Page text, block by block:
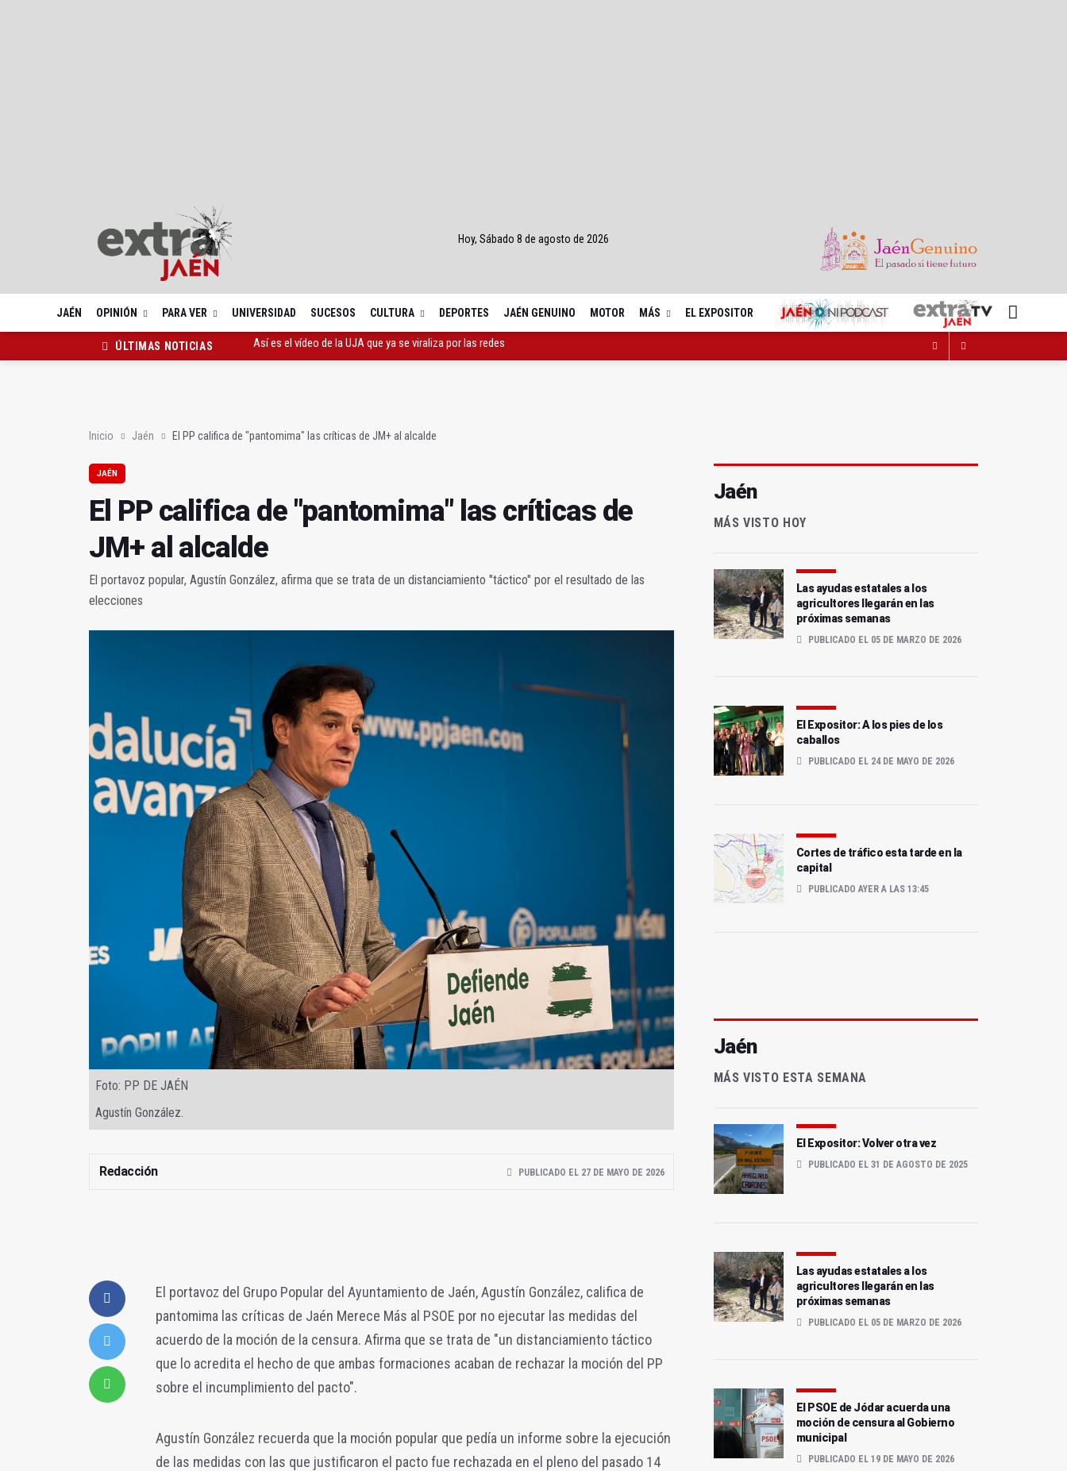
Hoy, Sábado 8 de agosto de 2026
JAÉN OPINIÓN PARA VER UNIVERSIDAD SUCESOS CULTURA DEPORTES JAÉN GENUINO MOTOR MÁS EL EXPOSITOR
ÚLTIMAS NOTICIAS
El IES Las Fuentezuelas ofertará clases de fútbol sala el próximo curso
Inicio Jaén El PP califica de "pantomima" las críticas de JM+ al alcalde
JAÉN
El PP califica de "pantomima" las críticas de
JM+ al alcalde
El portavoz popular, Agustín González, afirma que se trata de un distanciamiento "táctico" por el resultado de las
elecciones
Foto: PP DE JAÉN
Agustín González.
Redacción PUBLICADO EL 27 DE MAYO DE 2026
El portavoz del Grupo Popular del Ayuntamiento de Jaén, Agustín González, califica de
pantomima las críticas de Jaén Merece Más al PSOE por no ejecutar las medidas del
acuerdo de la moción de la censura. Afirma que se trata de "un distanciamiento táctico
que lo acredita el hecho de que ambas formaciones acaban de rechazar la moción del PP
sobre el incumplimiento del pacto".
Agustín González recuerda que la moción popular que pedía un informe sobre la ejecución
de las medidas con las que justificaron el pacto fue rechazada en el pleno del pasado 14
Jaén
MÁS VISTO HOY
Las ayudas estatales a los
agricultores llegarán en las
próximas semanas
PUBLICADO EL 05 DE MARZO DE 2026
El Expositor: A los pies de los
caballos
PUBLICADO EL 24 DE MAYO DE 2026
Cortes de tráfico esta tarde en la
capital
PUBLICADO AYER A LAS 13:45
Jaén
MÁS VISTO ESTA SEMANA
El Expositor: Volver otra vez
PUBLICADO EL 31 DE AGOSTO DE 2025
Las ayudas estatales a los
agricultores llegarán en las
próximas semanas
PUBLICADO EL 05 DE MARZO DE 2026
El PSOE de Jódar acuerda una
moción de censura al Gobierno
municipal
PUBLICADO EL 19 DE MAYO DE 2026